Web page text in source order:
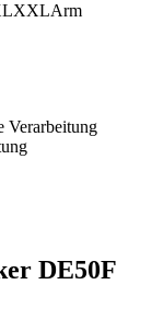
Verarbeitung
DE50F